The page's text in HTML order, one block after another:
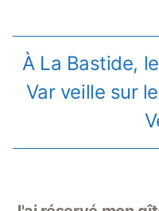
À La Bastide,
Var veille sur